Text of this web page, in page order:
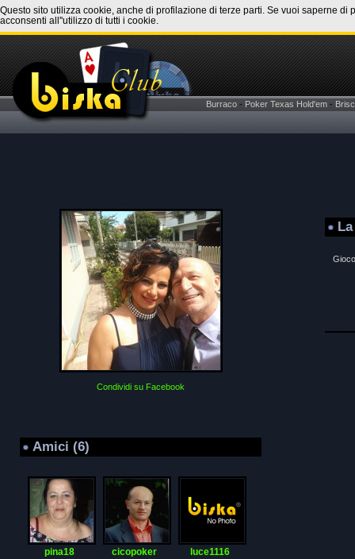
Questo sito utilizza cookie, anche di profilazione di terze parti. Se vuoi saperne
acconsenti all''utilizzo di tutti i cookie.
Burraco - Poker Texas Hold'em -
Condividi su Facebook
Amici (6)
pina18 cicopoker luce1116